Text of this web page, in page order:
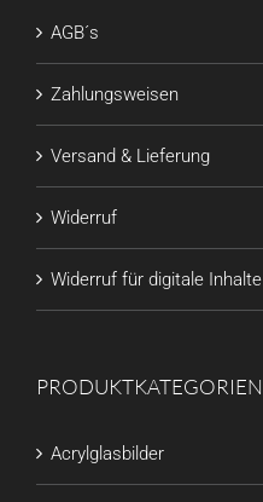
AGB´s
Zahlungsweisen
Versand & Lieferung
Widerruf
Widerruf für digitale Inhalte
PRODUKTKATEGORIEN
Acrylglasbilder